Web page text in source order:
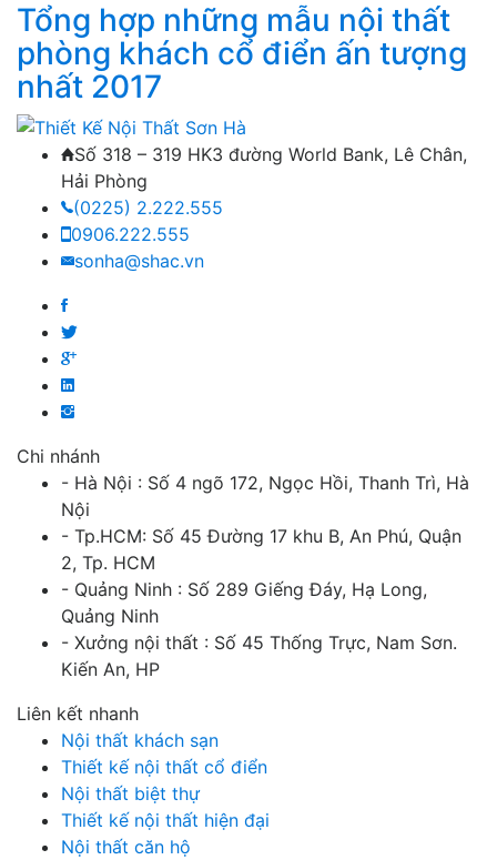
Tổng hợp những mẫu nội thất
phòng khách cổ điển ấn tượng
nhất 2017
Số 318 – 319 HK3 đường World Bank, Lê Chân,
Hải Phòng
(0225) 2.222.555
0906.222.555
sonha@shac.vn
Chi nhánh
- Hà Nội : Số 4 ngõ 172, Ngọc Hồi, Thanh Trì, Hà
Nội
- Tp.HCM: Số 45 Đường 17 khu B, An Phú, Quận
2, Tp. HCM
- Quảng Ninh : Số 289 Giếng Đáy, Hạ Long,
Quảng Ninh
- Xưởng nội thất : Số 45 Thống Trực, Nam Sơn.
Kiến An, HP
Liên kết nhanh
Nội thất khách sạn
Thiết kế nội thất cổ điển
Nội thất biệt thự
Thiết kế nội thất hiện đại
Nội thất căn hộ